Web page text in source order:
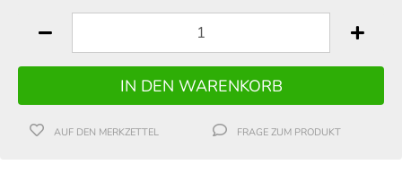
AUF DEN MERKZETTEL FRAGE ZUM PRODUKT